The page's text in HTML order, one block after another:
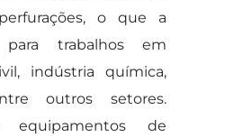
o que a
trabalhos em
indústria química,
outros setores.
equipamentos de